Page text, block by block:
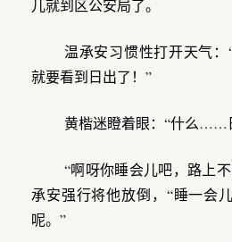
儿就到区公安局了。
温承安习惯性打开天气
就要看到日出了！”
黄楷迷瞪着眼：“什么……
“啊呀你睡会儿吧，路上
承安强行将他放倒，“睡一会
呢。”